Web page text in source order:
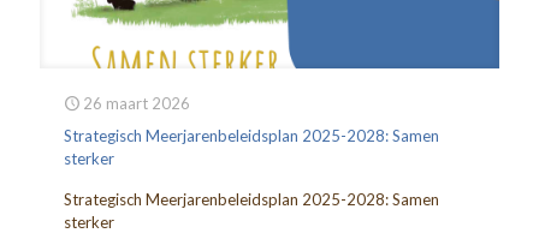
26 maart 2026
Strategisch Meerjarenbeleidsplan 2025-2028: Samen
sterker
Strategisch Meerjarenbeleidsplan 2025-2028: Samen
sterker